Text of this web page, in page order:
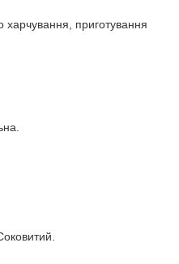
харчування, приготування